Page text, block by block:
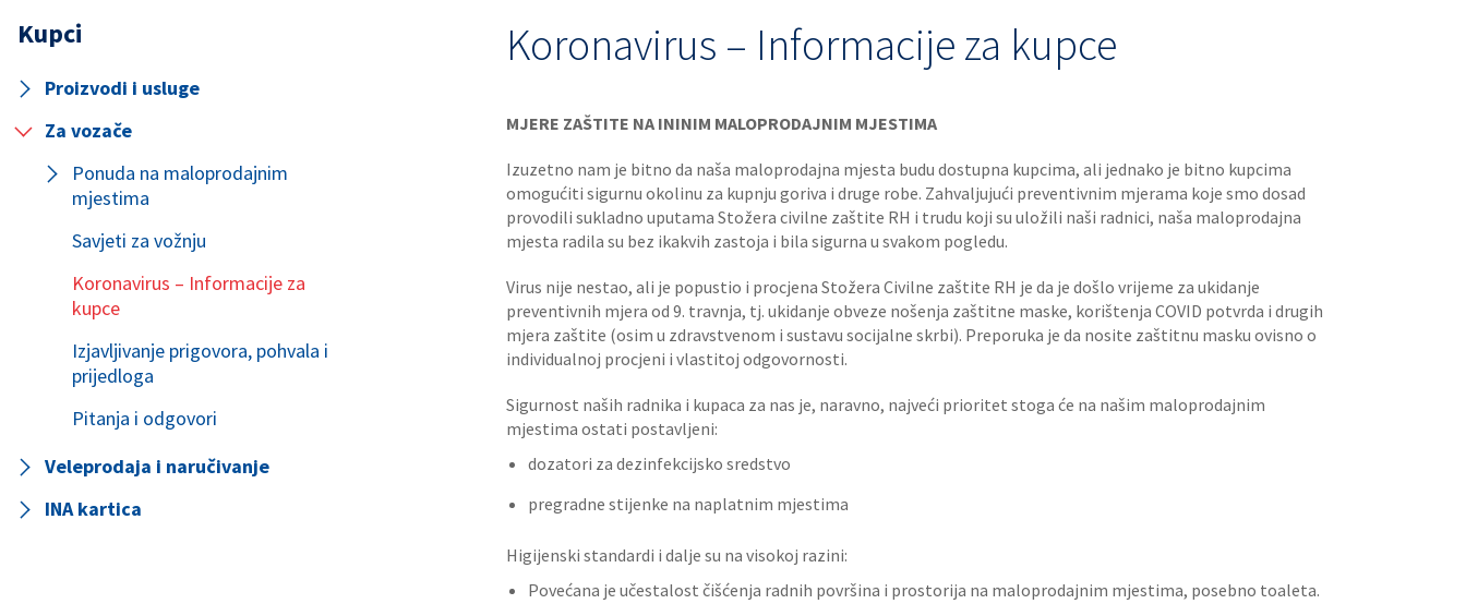
Kupci
Proizvodi i usluge
Za vozače
Ponuda na maloprodajnim
mjestima
Savjeti za vožnju
Koronavirus – Informacije za
kupce
Izjavljivanje prigovora, pohvala i
prijedloga
Pitanja i odgovori
Veleprodaja i naručivanje
INA kartica
Koronavirus – Informacije za kupce
MJERE ZAŠTITE NA ININIM MALOPRODAJNIM MJESTIMA
Izuzetno nam je bitno da naša maloprodajna mjesta budu dostupna kupcima, ali jednako je bitno kupcima
omogućiti sigurnu okolinu za kupnju goriva i druge robe. Zahvaljujući preventivnim mjerama koje smo dosad
provodili sukladno uputama Stožera civilne zaštite RH i trudu koji su uložili naši radnici, naša maloprodajna
mjesta radila su bez ikakvih zastoja i bila sigurna u svakom pogledu.
Virus nije nestao, ali je popustio i procjena Stožera Civilne zaštite RH je da je došlo vrijeme za ukidanje
preventivnih mjera od 9. travnja, tj. ukidanje obveze nošenja zaštitne maske, korištenja COVID potvrda i drugih
mjera zaštite (osim u zdravstvenom i sustavu socijalne skrbi). Preporuka je da nosite zaštitnu masku ovisno o
individualnoj procjeni i vlastitoj odgovornosti.
Sigurnost naših radnika i kupaca za nas je, naravno, najveći prioritet stoga će na našim maloprodajnim
mjestima ostati postavljeni:
dozatori za dezinfekcijsko sredstvo
pregradne stijenke na naplatnim mjestima
Higijenski standardi i dalje su na visokoj razini:
Povećana je učestalost čišćenja radnih površina i prostorija na maloprodajnim mjestima, posebno toaleta.